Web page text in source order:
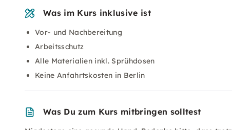
Was im Kurs inklusive ist
Vor- und Nachbereitung
Arbeitsschutz
Alle Materialien inkl. Sprühdosen
Keine Anfahrtskosten in Berlin
Was Du zum Kurs mitbringen solltest